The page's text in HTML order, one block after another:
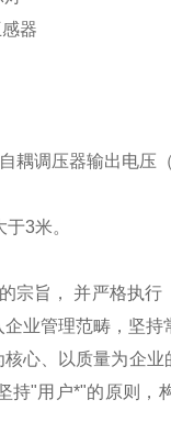
器
调压器输出电压
3米。
宗旨， 并严格执
业管理范畴，坚持
心、以质量为企
"用户*"的原则，